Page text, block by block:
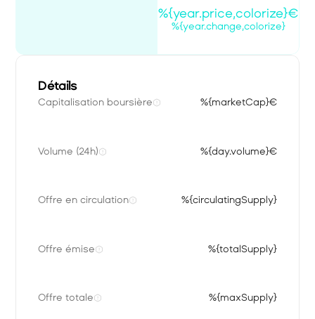
%{year.price,colorize}€
%{year.change,colorize}
Détails
Capitalisation boursière %{marketCap}€
Volume (24h) %{day.volume}€
Offre en circulation %{circulatingSupply}
Offre émise %{totalSupply}
Offre totale %{maxSupply}